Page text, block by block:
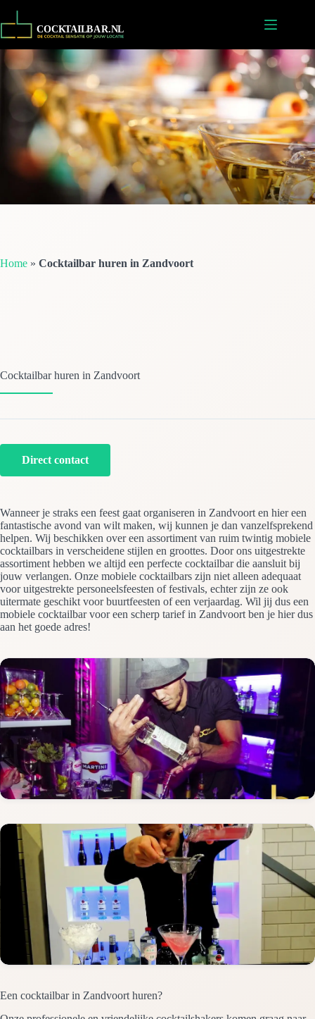
Home » Cocktailbar huren in Zandvoort
Cocktailbar huren in Zandvoort
Direct contact
Wanneer je straks een feest gaat organiseren in Zandvoort en hier een
fantastische avond van wilt maken, wij kunnen je dan vanzelfsprekend
helpen. Wij beschikken over een assortiment van ruim twintig mobiele
cocktailbars in verscheidene stijlen en groottes. Door ons uitgestrekte
assortiment hebben we altijd een perfecte cocktailbar die aansluit bij
jouw verlangen. Onze mobiele cocktailbars zijn niet alleen adequaat
voor uitgestrekte personeelsfeesten of festivals, echter zijn ze ook
uitermate geschikt voor buurtfeesten of een verjaardag. Wil jij dus een
mobiele cocktailbar voor een scherp tarief in Zandvoort ben je hier dus
aan het goede adres!
Een cocktailbar in Zandvoort huren?